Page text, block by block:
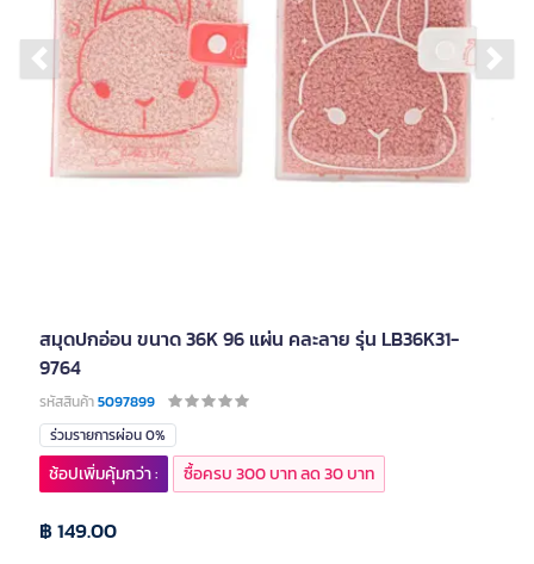
Previous slide
สมุดปกอ่อน ขนาด 36K 96 แผ่น คละลาย รุ่น LB36K31-
9764
รหัสสินค้า5097899
ร่วมรายการผ่อน 0%
฿ 149.00
ช้อปเพิ่มคุ้มกว่า : ซื้อครบ 300 บาท ลด 30 บาท